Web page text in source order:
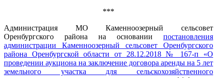
***
Администрация МО Каменноозерный сельсовет
Оренбургского района на основании постановления
администрации Каменноозерный сельсовет Оренбургского
района Оренбургской области от 28.12.2018 № 167-п «О
проведении аукциона на заключение договора аренды на 5 лет
земельного участка для сельскохозяйственного